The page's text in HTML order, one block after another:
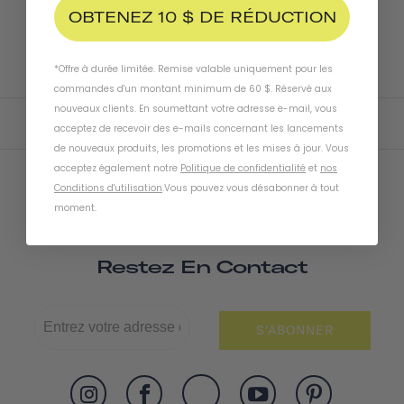
unlock a new discount code.
There is a limit of one discount code per day.
Verification is powered byGOVX ID
Restez En Contact
S'ABONNER
OBTENEZ 10 $ DE RÉDUCTION
*Offre à durée limitée. Remise valable uniquement pour les
commandes d'un montant minimum de 60 $. Réservé aux
nouveaux clients. En soumettant votre adresse e-mail, vous
acceptez de recevoir des e-mails concernant les lancements
de nouveaux produits, les promotions et les mises à jour. Vous
acceptez également notre Politique de confidentialité et nos
Conditions d'utilisation.Vous pouvez vous désabonner à tout
moment.